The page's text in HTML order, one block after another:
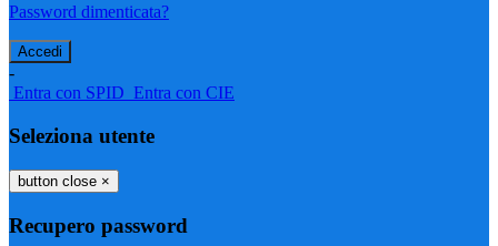
Password dimenticata?
-
Entra con SPID Entra con CIE
Seleziona utente
button close ×
Recupero password